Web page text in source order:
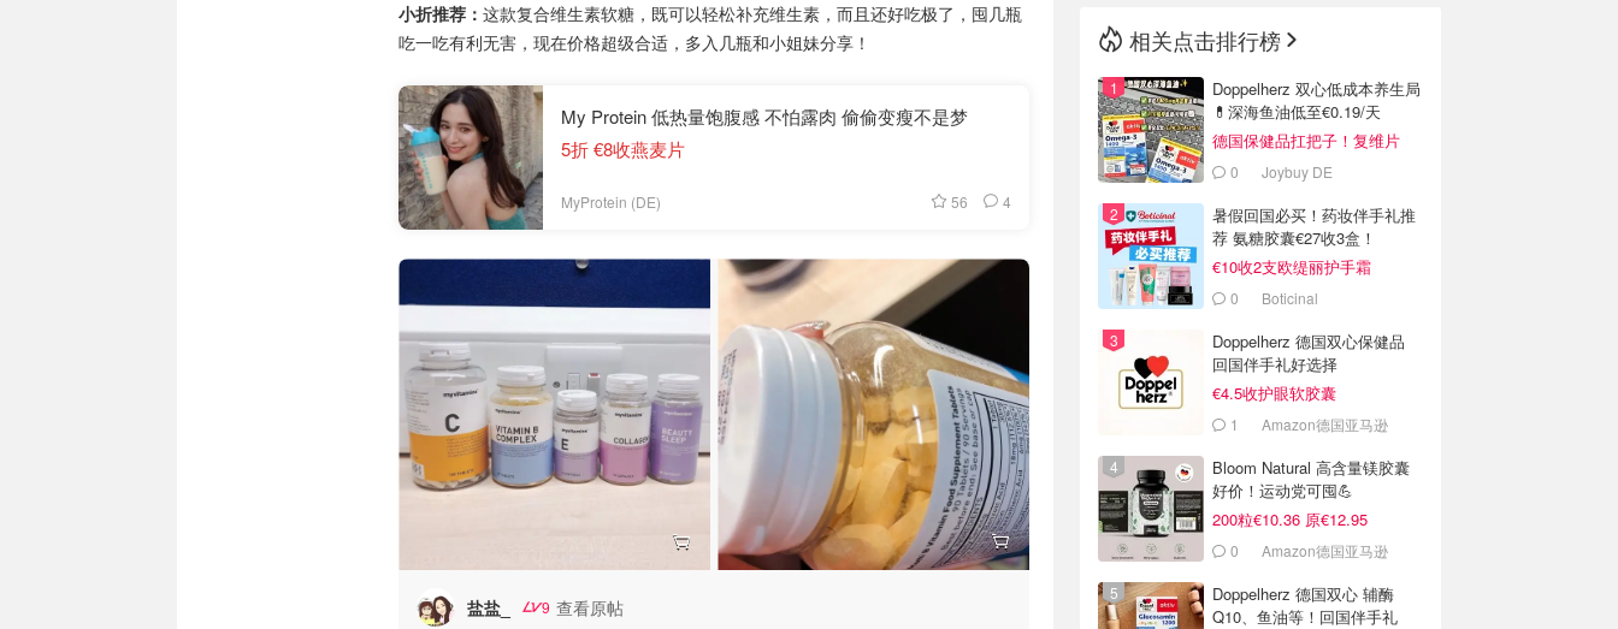
小折推荐： 这款复合维生素软糖，既可以轻松补充维生素，而且还好吃极了，囤几瓶
吃一吃有利无害，现在价格超级合适，多入几瓶和小姐妹分享！
My Protein 低热量饱腹感 不怕露肉 偷偷变瘦不是梦
5折 €8收燕麦片
MyProtein (DE) 56 4
盐盐_ 9 查看原帖
相关点击排行榜
Doppelherz 双心低成本养生局
💊深海鱼油低至€0.19/天
德国保健品扛把子！复维片
€4.4收
0 Joybuy DE
暑假回国必买！药妆伴手礼推
荐 氨糖胶囊€27收3盒！
€10收2支欧缇丽护手霜
0 Boticinal
Doppelherz 德国双心保健品
回国伴手礼好选择
€4.5收护眼软胶囊
1 Amazon德国亚马逊
Bloom Natural 高含量镁胶囊
好价！运动党可囤💪
200粒€10.36 原€12.95
0 Amazon德国亚马逊
Doppelherz 德国双心 辅酶
Q10、鱼油等！回国伴手礼